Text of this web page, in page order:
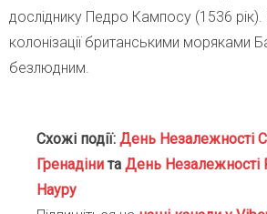
досліднику Педро Кампосу (1536
колонізації британськими моряками
безлюдним.
Схожі події: День Незалежності
Гренадіни та День Незалежності
Науру